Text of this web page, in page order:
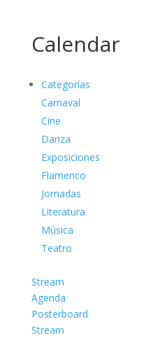
Calendar
Categorías
Carnaval
Cine
Danza
Exposiciones
Flamenco
Jornadas
Literatura
Música
Teatro
Stream
Agenda
Posterboard
Stream